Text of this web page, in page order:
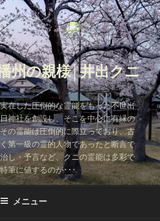
州の親様│井出クニ
在した圧倒的な霊能をもった不世出
神社を創設し、そこを中心に有縁の
の霊能は圧倒的に際立っており、古
第一級の霊的人物であったと断言で
し・予言など、クニの霊能は多彩で
筆に値するのが･･･
メニュー